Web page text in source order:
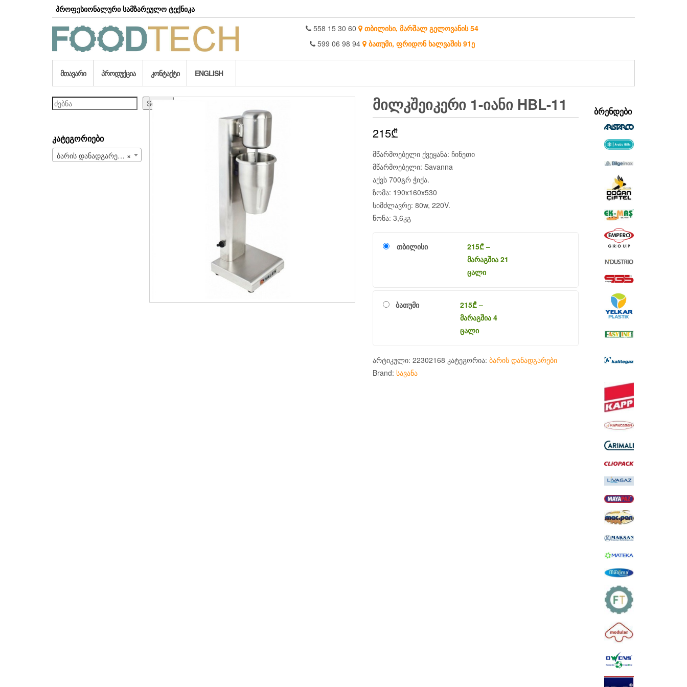
პროფესიონალური სამზარეულო ტექნიკა
558 15 30 60
თბილისი, მარშალ გელოვანის 54
599 06 98 94
ბათუმი, ფრიდონ ხალვაშის 91ე
ᲛᲗᲐᲕᲐᲠᲘ ᲞᲠᲝᲓᲣᲥᲪᲘᲐ ᲙᲝᲜᲢᲐᲥᲢᲘ ENGLISH
ძებნა Search
ᲙᲐᲢᲔᲒᲝᲠᲘᲔᲑᲘ
×
ბარის დანადგარები (97)
ᲛᲘᲚᲙᲨᲔᲘᲙᲔᲠᲘ 1-ᲘᲐᲜᲘ HBL-11
215₾
მწარმოებელი ქვეყანა: ჩინეთი
მწარმოებელი: Savanna
აქვს 700გრ ჭიქა.
ზომა: 190x160x530
სიმძლავრე: 80w, 220V.
წონა: 3,6კგ
თბილისი 215₾–
მარაგშია 21
ცალი
ბათუმი 215₾–
მარაგშია 4
ცალი
არტიკული: 22302168 კატეგორია: ბარის დანადგარები
Brand: სავანა
ᲑᲠᲔᲜᲓᲔᲑᲘ